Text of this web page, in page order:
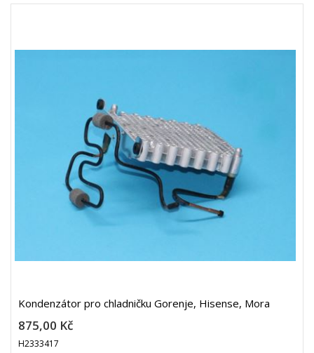
Kondenzátor pro chladničku Gorenje, Hisense, Mora
875,00 Kč
H2333417